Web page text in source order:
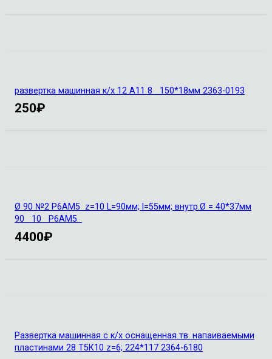
развертка машинная к/х 12 А11 8 150*18мм 2363-0193
250₽
Ø 90 №2 Р6АМ5 z=10 L=90мм; l=55мм; внутр.Ø = 40*37мм
90 10 Р6АМ5
4400₽
Развертка машинная с к/х оснащенная тв. напаиваемыми
пластинами 28 Т5К10 z=6; 224*117 2364-6180